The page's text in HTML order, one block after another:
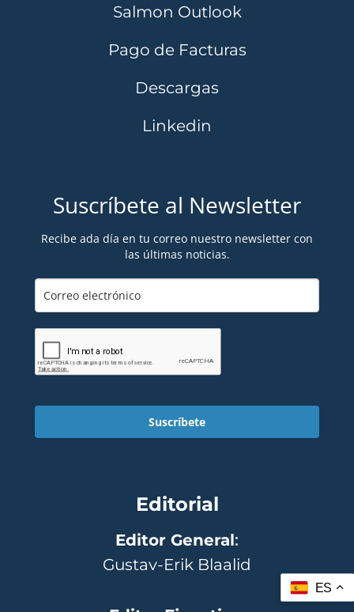
Salmon Outlook
Pago de Facturas
Descargas
Linkedin
Suscríbete al Newsletter
Recibe ada día en tu correo nuestro newsletter con
las últimas noticias.
Suscríbete
Editorial
Editor General:
Gustav-Erik Blaalid
ES